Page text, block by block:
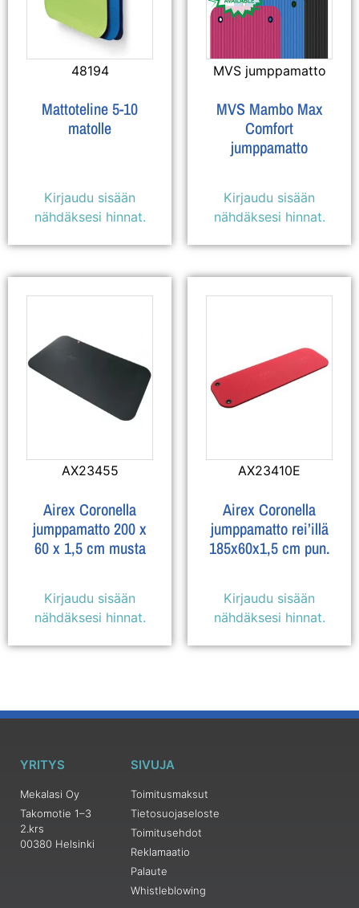
48194
Mattoteline 5-10
matolle
Kirjaudu sisään
nähdäksesi hinnat.
MVS jumppamatto
MVS Mambo Max
Comfort
jumppamatto
Kirjaudu sisään
nähdäksesi hinnat.
AX23455
Airex Coronella
jumppamatto 200 x
60 x 1,5 cm musta
Kirjaudu sisään
nähdäksesi hinnat.
AX23410E
Airex Coronella
jumppamatto rei’illä
185x60x1,5 cm pun.
Kirjaudu sisään
nähdäksesi hinnat.
YRITYS
Mekalasi Oy
Takomotie 1–3
2.krs
00380 Helsinki
SIVUJA
Toimitusmaksut
Tietosuojaseloste
Toimitusehdot
Reklamaatio
Palaute
Whistleblowing